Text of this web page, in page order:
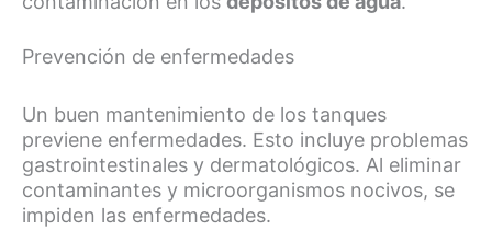
Prevención de enfermedades
Un buen mantenimiento de los tanques
previene enfermedades. Esto incluye problemas
gastrointestinales y dermatológicos. Al eliminar
contaminantes y microorganismos nocivos, se
impiden las enfermedades.